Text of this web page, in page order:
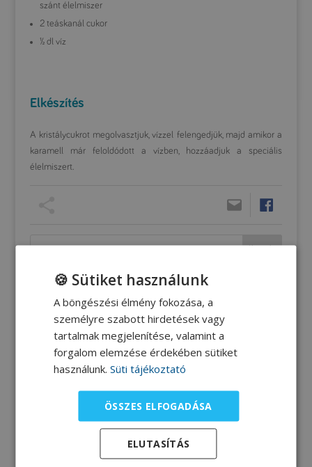
szánt élelmiszer
2 teáskanál cukor
½ dl víz
Elkészítés
A kristálycukrot megolvasztjuk, vízzel felengedjük, majd amikor a
karamell már feloldódott a vízben, hozzáadjuk a speciális
élelmiszert.
HASZNOS LINKEK
MUST-szűrő
Receptek
🍪 Sütiket használunk
A böngészési élmény fokozása, a
személyre szabott hirdetések vagy
tartalmak megjelenítése, valamint a
forgalom elemzése érdekében sütiket
használunk. Süti tájékoztató
ÖSSZES ELFOGADÁSA
ELUTASÍTÁS